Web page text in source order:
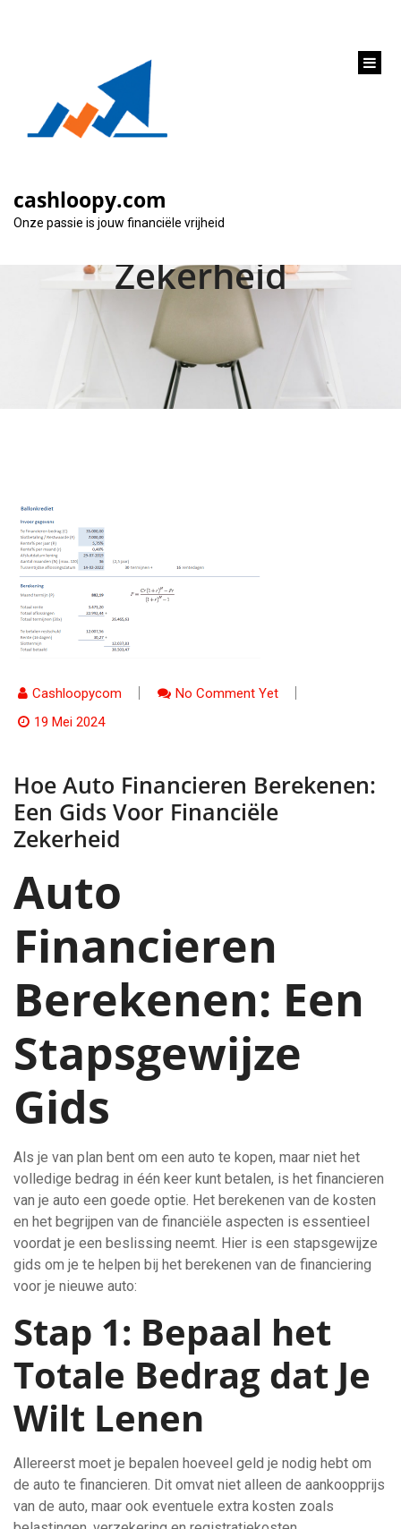
cashloopy.com
Onze passie is jouw financiële vrijheid
Hoe Auto Financieren
Berekenen: Een Gids
voor Financiële
Zekerheid
Cashloopycom
No Comment Yet
19 Mei 2024
Hoe Auto Financieren Berekenen:
Een Gids Voor Financiële
Zekerheid
Auto
Financieren
Berekenen: Een
Stapsgewijze
Gids
Als je van plan bent om een auto te kopen, maar niet het
volledige bedrag in één keer kunt betalen, is het financieren
van je auto een goede optie. Het berekenen van de kosten
en het begrijpen van de financiële aspecten is essentieel
voordat je een beslissing neemt. Hier is een stapsgewijze
gids om je te helpen bij het berekenen van de financiering
voor je nieuwe auto:
Stap 1: Bepaal het
Totale Bedrag dat Je
Wilt Lenen
Allereerst moet je bepalen hoeveel geld je nodig hebt om
de auto te financieren. Dit omvat niet alleen de aankoopprijs
van de auto, maar ook eventuele extra kosten zoals